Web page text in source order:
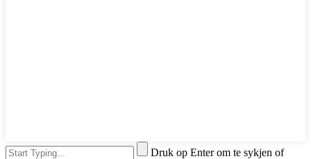
Druk op Enter om te sykjen of